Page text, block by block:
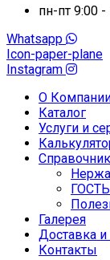
пн-пт 9:00 -
Whatsapp
Icon-paper-plane
Instagram
О
Каталог
Услуги и
Справочник
Галерея
Доставка и
Контакты